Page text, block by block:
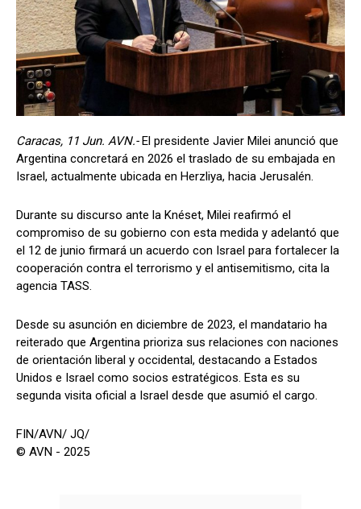
Caracas, 11 Jun. AVN.-El presidente Javier Milei anunció que
Argentina concretará en 2026 el traslado de su embajada en
Israel, actualmente ubicada en Herzliya, hacia Jerusalén.
Durante su discurso ante la Knéset, Milei reafirmó el
compromiso de su gobierno con esta medida y adelantó que
el 12 de junio firmará un acuerdo con Israel para fortalecer la
cooperación contra el terrorismo y el antisemitismo, cita la
agencia TASS.
Desde su asunción en diciembre de 2023, el mandatario ha
reiterado que Argentina prioriza sus relaciones con naciones
de orientación liberal y occidental, destacando a Estados
Unidos e Israel como socios estratégicos. Esta es su
segunda visita oficial a Israel desde que asumió el cargo.
FIN/AVN/ JQ/
© AVN - 2025